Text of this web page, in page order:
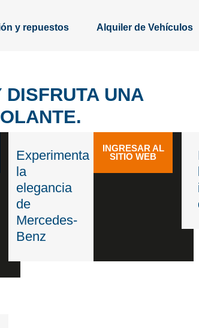
y repuestos Alquiler de Vehículos
UNA
Experimenta
la
elegancia
de
Mercedes-
Benz
INGRESAR AL
SITIO WEB